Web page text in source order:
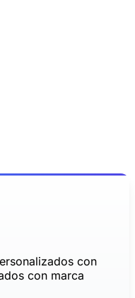
con
con marca